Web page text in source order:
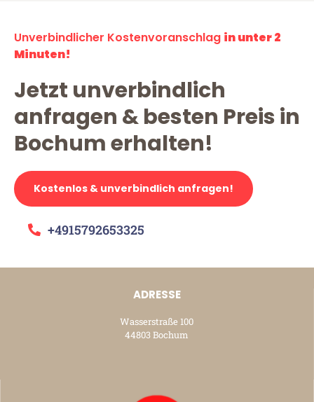
Unverbindlicher Kostenvoranschlag in unter 2
Minuten!
Jetzt unverbindlich
anfragen & besten Preis in
Bochum erhalten!
Kostenlos & unverbindlich anfragen!
+4915792653325
ADRESSE
Wasserstraße 100
44803 Bochum